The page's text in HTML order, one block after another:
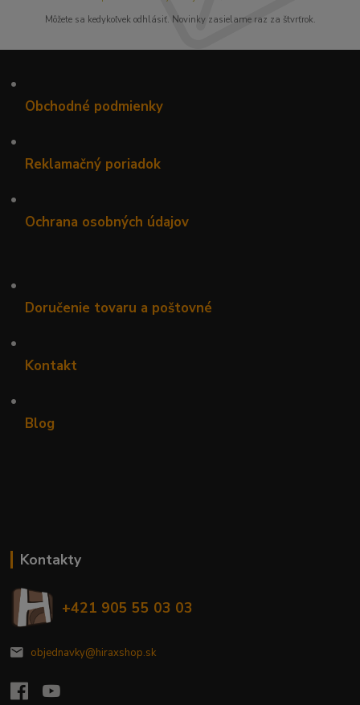
Môžete sa kedykoľvek odhlásiť. Novinky zasielame raz za štvrťrok.
•
Obchodné podmienky
•
Reklamačný poriadok
•
Ochrana osobných údajov
•
Doručenie tovaru a poštovné
•
Kontakt
•
Blog
Kontakty
+421 905 55 03 03
objednavky@hiraxshop.sk